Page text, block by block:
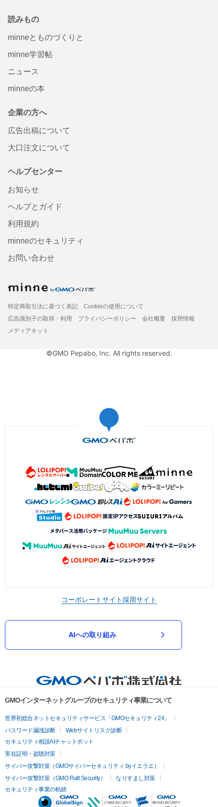
読みもの
minneとものづくりと
minne学習帖
ニュース
minneの本
企業の方へ
広告出稿について
大口注文について
ヘルプセンター
お知らせ
ヘルプとガイド
利用規約
minneのセキュリティ
お問い合わせ
特定商取引法に基づく表記
Cookieの使用について
広告識別子の取得・利用
プライバシーポリシー 会社概要
採用情報
メディアキット
©GMO Pepabo, Inc. All rights reserved.
コーポレートサイト採用サイト
AIへの取り組み
GMOインターネットグループのセキュリティ事業について
世界初総合ネットセキュリティサービス「GMOセキュリティ24」
パスワード漏洩診断
Webサイトリスク診断
セキュリティ相談AIチャットボット
実在証明・盗聴対策
サイバー攻撃対策（GMOサイバーセキュリティ byイエラエ）
サイバー攻撃対策（GMO Flatt Security）
なりすまし対策
セキュリティ事業の軌跡